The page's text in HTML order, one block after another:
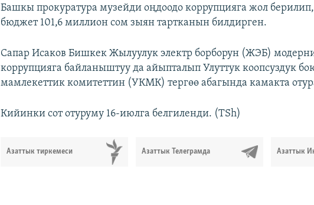
Башкы прокуратура музейди оңдоодо коррупцияга жол
бюджет 101,6 миллион сом зыян тартканын билдирген.
Сапар Исаков Бишкек Жылуулук электр борборун (ЖЭБ)
коррупцияга байланыштуу да айыпталып Улуттук коопсуздук
мамлекеттик комитеттин (УКМК) тергөө абагында камакта
Кийинки сот отуруму 16-июлга белгиленди. (TSh)
Азаттык тиркемеси Азаттык Телеграмда Азаттык